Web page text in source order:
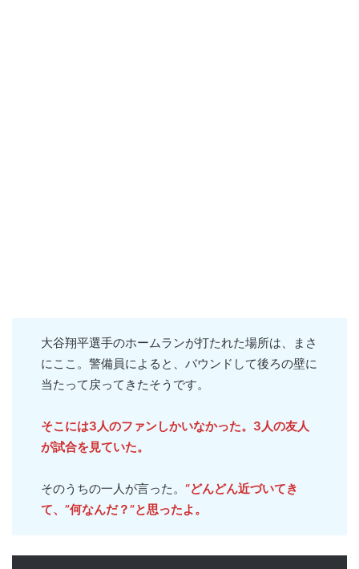
大谷翔平選手のホームランが打たれた場所は、まさ
にここ。警備員によると、バウンドして後ろの壁に
当たって戻ってきたそうです。
そこには3人のファンしかいなかった。3人の友人
が試合を見ていた。
そのうちの一人が言った。 “どんどん近づいてき
て、”何なんだ？”と思ったよ。